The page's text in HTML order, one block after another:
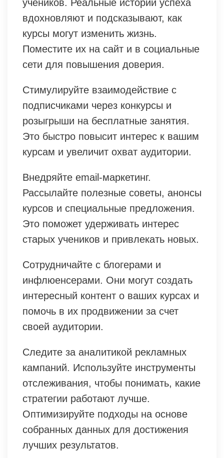
учеников. Реальные истории успеха
вдохновляют и подсказывают, как
курсы могут изменить жизнь.
Поместите их на сайт и в социальные
сети для повышения доверия.
Стимулируйте взаимодействие с
подписчиками через конкурсы и
розыгрыши на бесплатные занятия.
Это быстро повысит интерес к вашим
курсам и увеличит охват аудитории.
Внедряйте email-маркетинг.
Рассылайте полезные советы, анонсы
курсов и специальные предложения.
Это поможет удерживать интерес
старых учеников и привлекать новых.
Сотрудничайте с блогерами и
инфлюенсерами. Они могут создать
интересный контент о ваших курсах и
помочь в их продвижении за счет
своей аудитории.
Следите за аналитикой рекламных
кампаний. Используйте инструменты
отслеживания, чтобы понимать, какие
стратегии работают лучше.
Оптимизируйте подходы на основе
собранных данных для достижения
лучших результатов.